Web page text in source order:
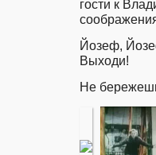
гости к
Йозеф,
Выходи!
Не